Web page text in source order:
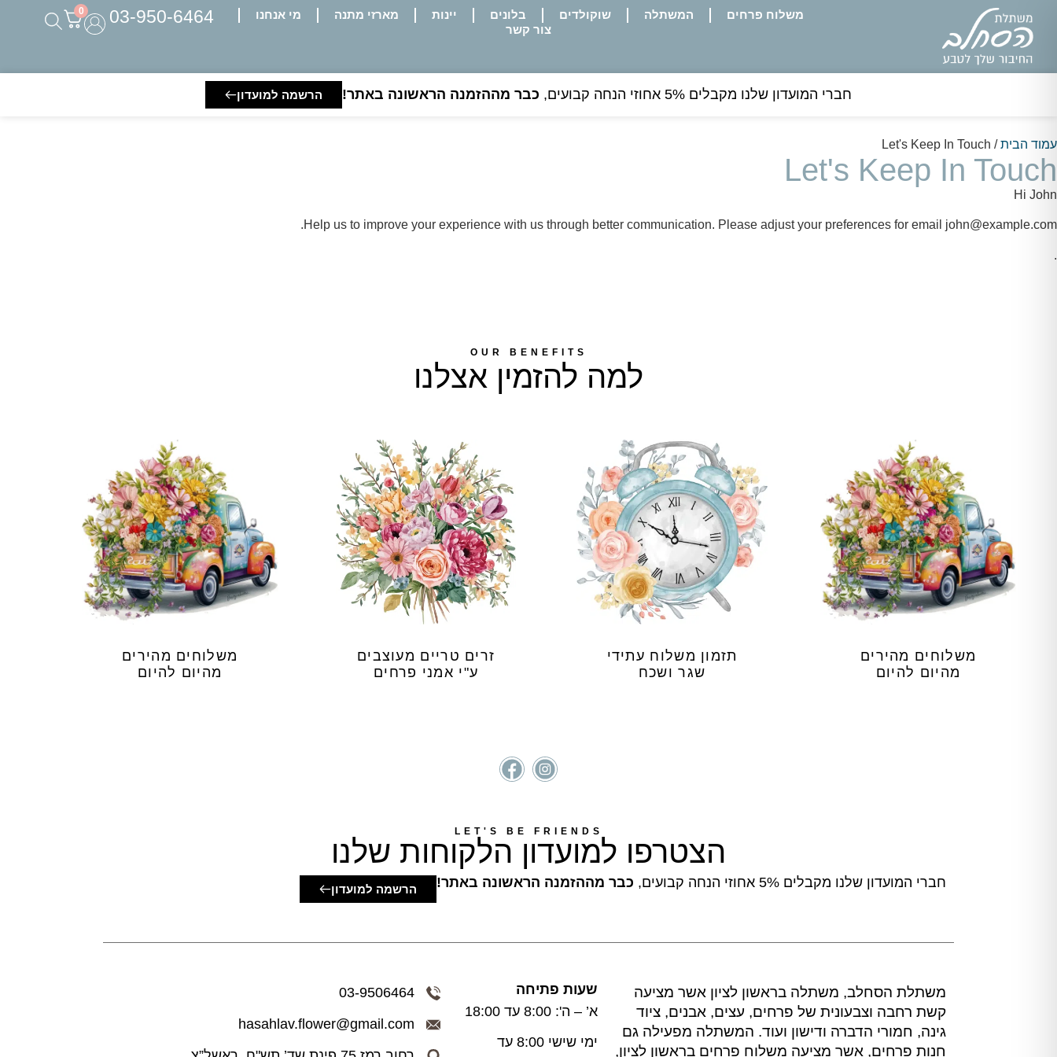
משלוח פרחים המשתלה שוקולדים בלונים יינות מארזי מתנה
מי אנחנו
צור קשר
03-950-6464
0
חברי המועדון שלנו מקבלים 5% אחוזי הנחה קבועים, כבר מההזמנה הראשונה באתר! הרשמה למועדון
עמוד הבית/ Let's Keep In Touch
Let's Keep In Touch
Hi John
Help us to improve your experience with us through better communication. Please adjust your preferences for email john@example.com
.
.
OUR BENEFITS
למה להזמין אצלנו
משלוחים מהירים
מהיום להיום
תזמון משלוח עתידי
שגר ושכח
זרים טריים מעוצבים
ע"י אמני פרחים
משלוחים מהירים
מהיום להיום
LET'S BE FRIENDS
הצטרפו למועדון הלקוחות שלנו
חברי המועדון שלנו מקבלים 5% אחוזי הנחה קבועים, כבר מההזמנה הראשונה באתר! הרשמה למועדון
משתלת הסחלב, משתלה בראשון לציון אשר מציעה
קשת רחבה וצבעונית של פרחים, עצים, אבנים, ציוד
גינה, חמורי הדברה ודישון ועוד. המשתלה מפעילה גם
חנות פרחים, אשר מציעה משלוח פרחים בראשון לציון,
שעות פתיחה
א’ – ה': 8:00 עד 18:00
ימי שישי 8:00 עד
03-9506464
hasahlav.flower@gmail.com